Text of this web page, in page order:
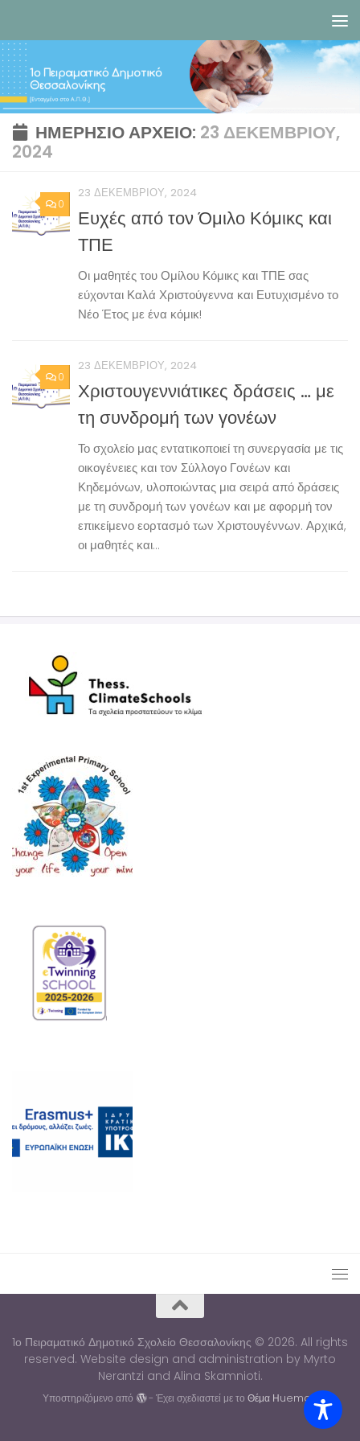
ΗΜΕΡΉΣΙΟ ΑΡΧΕΊΟ: 23 ΔΕΚΕΜΒΡΊΟΥ,
2024
0
23 ΔΕΚΕΜΒΡΊΟΥ, 2024
Ευχές από τον Όμιλο Κόμικς και
ΤΠΕ
Οι μαθητές του Ομίλου Κόμικς και ΤΠΕ σας
εύχονται Καλά Χριστούγεννα και Ευτυχισμένο το
Νέο Έτος με ένα κόμικ!
0
23 ΔΕΚΕΜΒΡΊΟΥ, 2024
Χριστουγεννιάτικες δράσεις … με
τη συνδρομή των γονέων
Το σχολείο μας εντατικοποιεί τη συνεργασία με τις
οικογένειες και τον Σύλλογο Γονέων και
Κηδεμόνων, υλοποιώντας μια σειρά από δράσεις
με τη συνδρομή των γονέων και με αφορμή τον
επικείμενο εορτασμό των Χριστουγέννων. Αρχικά,
οι μαθητές και...
1ο Πειραματικό Δημοτικό Σχολείο Θεσσαλονίκης © 2026. All rights
reserved. Website design and administration by Myrto
Nerantzi and Alina Skamnioti.
Υποστηριζόμενο από - Έχει σχεδιαστεί με το Θέμα Ηueman